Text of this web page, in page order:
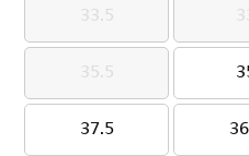
33
33.5
33.5
35
35.5
35.5
36.5
37.5
37.5